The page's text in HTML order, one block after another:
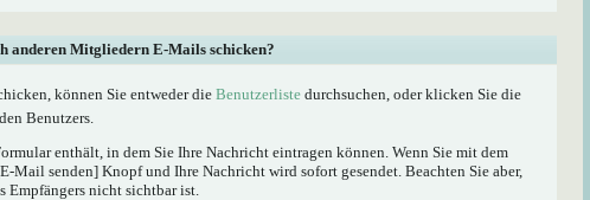
anderen Mitgliedern E-Mails schicken?
können Sie entweder die Benutzerliste durchsuchen, oder klicken Sie die
Benutzers.
enthält, in dem Sie Ihre Nachricht eintragen können. Wenn Sie mit dem
senden] Knopf und Ihre Nachricht wird sofort gesendet. Beachten Sie aber,
Empfängers nicht sichtbar ist.